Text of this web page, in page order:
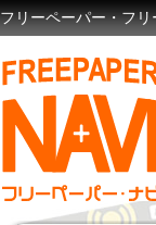
フリーペーパー・フ